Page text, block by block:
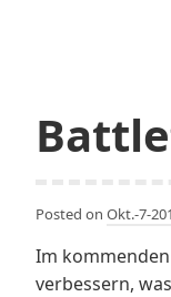
Posted on Okt.-7-
Im
verbessern,